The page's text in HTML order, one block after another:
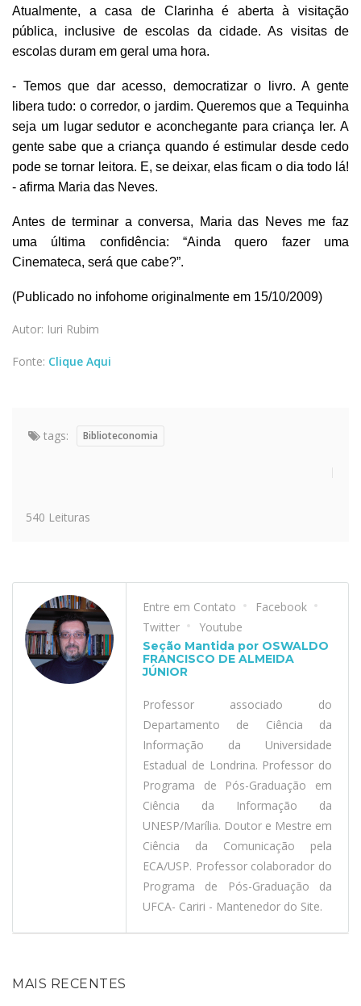
Atualmente, a casa de Clarinha é aberta à visitação
pública, inclusive de escolas da cidade. As visitas de
escolas duram em geral uma hora.
- Temos que dar acesso, democratizar o livro. A gente
libera tudo: o corredor, o jardim. Queremos que a Tequinha
seja um lugar sedutor e aconchegante para criança ler. A
gente sabe que a criança quando é estimular desde cedo
pode se tornar leitora. E, se deixar, elas ficam o dia todo lá!
- afirma Maria das Neves.
Antes de terminar a conversa, Maria das Neves me faz
uma última confidência: “Ainda quero fazer uma
Cinemateca, será que cabe?”.
(Publicado no infohome originalmente em 15/10/2009)
Autor: Iuri Rubim
Fonte: Clique Aqui
tags: Biblioteconomia
540 Leituras
Entre em Contato
Facebook
Twitter
Youtube
Seção Mantida por OSWALDO
FRANCISCO DE ALMEIDA
JÚNIOR
Professor associado do
Departamento de Ciência da
Informação da Universidade
Estadual de Londrina. Professor do
Programa de Pós-Graduação em
Ciência da Informação da
UNESP/Marília. Doutor e Mestre em
Ciência da Comunicação pela
ECA/USP. Professor colaborador do
Programa de Pós-Graduação da
UFCA- Cariri - Mantenedor do Site.
MAIS RECENTES